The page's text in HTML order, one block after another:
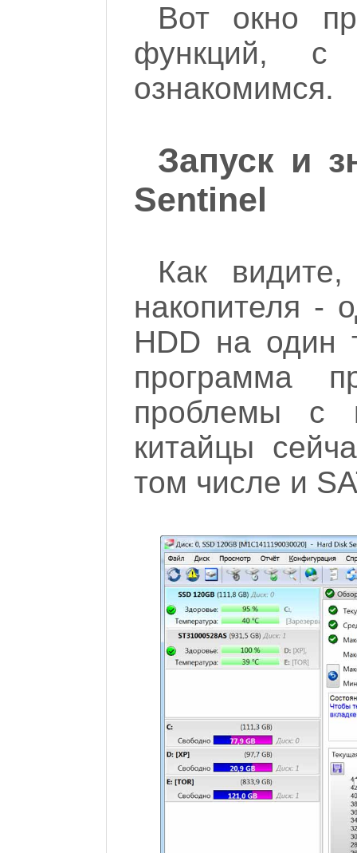
Вот окно
функций, с
ознакомимся.
Запуск и
Sentinel
Как
накопителя -
HDD на один
программа
проблемы с
китайцы
том числе и